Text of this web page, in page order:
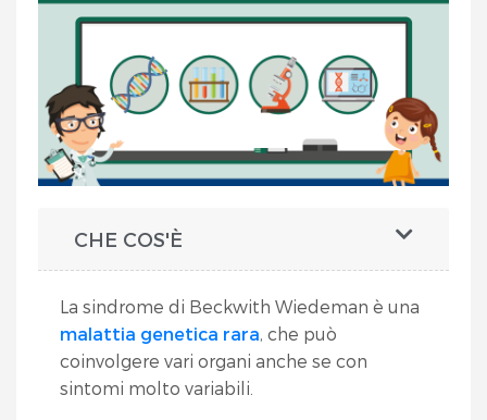
CHE COS'È
La sindrome di Beckwith Wiedeman è una
malattia genetica rara, che può
coinvolgere vari organi anche se con
sintomi molto variabili.